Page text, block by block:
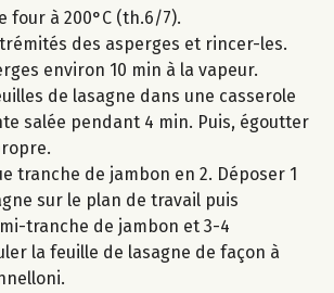
four à 200°C (th.6/7).
des asperges et rincer-les.
environ 10 min à la vapeur.
de lasagne dans une casserole
salée pendant 4 min. Puis, égoutter
tranche de jambon en 2. Déposer 1
sur le plan de travail puis
tranche de jambon et 3-4
la feuille de lasagne de façon à